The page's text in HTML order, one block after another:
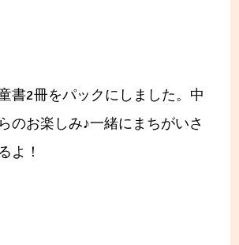
書2冊をパックにしました。中
のお楽しみ♪一緒にまちがいさ
よ！